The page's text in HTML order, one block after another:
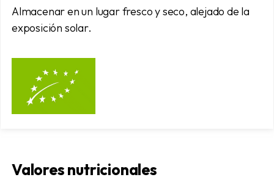
Valores nutricionales
Almacenar en un lugar fresco y seco, alejado de la
exposición solar.